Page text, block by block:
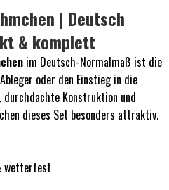
| Deutsch
& komplett
im Deutsch-Normalmaß ist die
oder den Einstieg in die
Konstruktion und
dieses Set besonders attraktiv.
wetterfest